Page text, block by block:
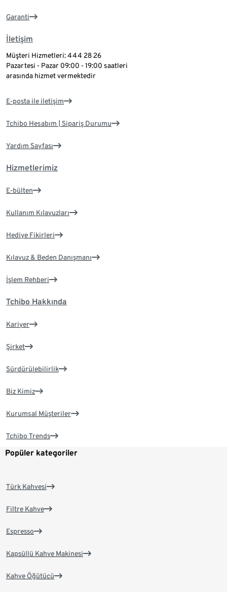
Garanti
İletişim
Müşteri Hizmetleri: 444 28 26
Pazartesi - Pazar 09:00 - 19:00 saatleri
arasında hizmet vermektedir
E-posta ile iletişim
Tchibo Hesabım | Sipariş Durumu
Yardım Sayfası
Hizmetlerimiz
E-bülten
Kullanım Kılavuzları
Hediye Fikirleri
Kılavuz & Beden Danışmanı
İşlem Rehberi
Tchibo Hakkında
Kariyer
Şirket
Sürdürülebilirlik
Biz Kimiz
Kurumsal Müşteriler
Tchibo Trends
Popüler kategoriler
Türk Kahvesi
Filtre Kahve
Espresso
Kapsüllü Kahve Makinesi
Kahve Öğütücü